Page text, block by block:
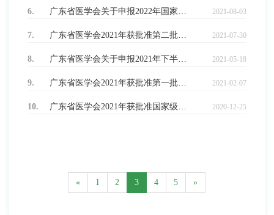
2021-08-03
6. 广东省医学会关于申报2022年国家级继续医学教育项目的通知
2021-07-30
7. 广东省医学会2021年获批准第二批省级继续医学教育项目一览表
2021-05-18
8. 广东省医学会关于申报2021年下半年广东省继续医学教育项目的通知
2021-02-07
9. 广东省医学会2021年获批准第一批省级继续医学教育项目一览表
2020-12-25
10. 广东省医学会2021年获批准国家级继续医学教育项目一览表
« 1 2 3 4 5 »